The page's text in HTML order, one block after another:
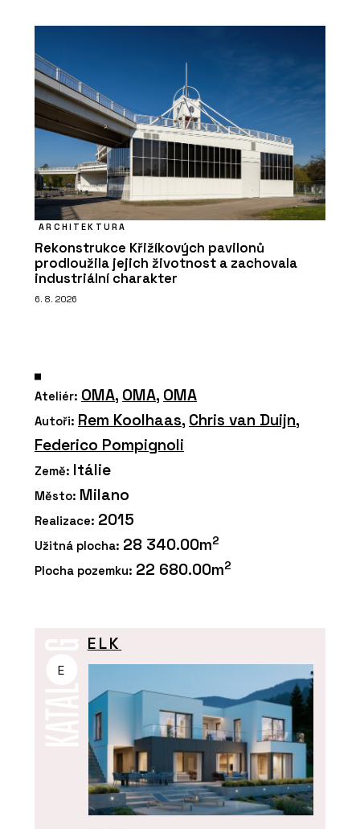
ARCHITEKTURA
Rekonstrukce Křižíkových pavilonů
prodloužila jejich životnost a zachovala
industriální charakter
6. 8. 2026
Ateliér: OMA, OMA, OMA
Autoři: Rem Koolhaas, Chris van Duijn,
Federico Pompignoli
Země: Itálie
Město: Milano
Realizace: 2015
Užitná plocha: 28 340.00m2
Plocha pozemku: 22 680.00m2
E
ELK